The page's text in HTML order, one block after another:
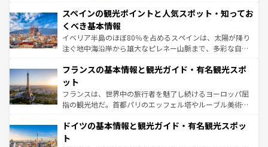
ろん、トスカーナの美しい田園風景やアマルフィ海岸の絶
景など、自然景観も見逃せない。観光の合間には、本場の
ピザやパスタなど、絶品のイタリア料理を堪能することも
できる。朝目覚めてから夜眠るまで、すべての瞬間を楽し
なお、新着のイタリア情報はコンテンツ一覧を参照してほ
しい。
スペインの観光ポイントと人気スポット・知ってお
くべき基本情報
イベリア半島のほぼ80％を占めるスペインは、太陽が降り
注ぐ地中海沿岸から雄大なピレネー山脈まで、多彩な自然
文化が根付くこの国では、情熱的なフラメンコ、熱気あふ
れる闘牛、そして美味しいタパスが生活の一部となってい
る。首都マドリードの洗練された雰囲気や、バルセロナの
アートに溢れた街角から、地方では古代ローマ遺跡や中世
せる。地方によって風土や気候が異なるスペインはその個
ンテンツ一覧 を参照してほしい。
フランスの基本情報と観光ガイド・有名観光スポ
ット
フランスは、世界中の旅行者を魅了し続けるヨーロッパ屈
指の観光地だ。首都パリのエッフェル塔やルーブル美術館
で、幅広い魅力が詰まっている。華麗な宮殿、歴史的な大
聖堂、美しいビーチ、そして豊かな自然が、訪れる者を心
ドイツの基本情報と観光ガイド・有名観光スポッ
ト